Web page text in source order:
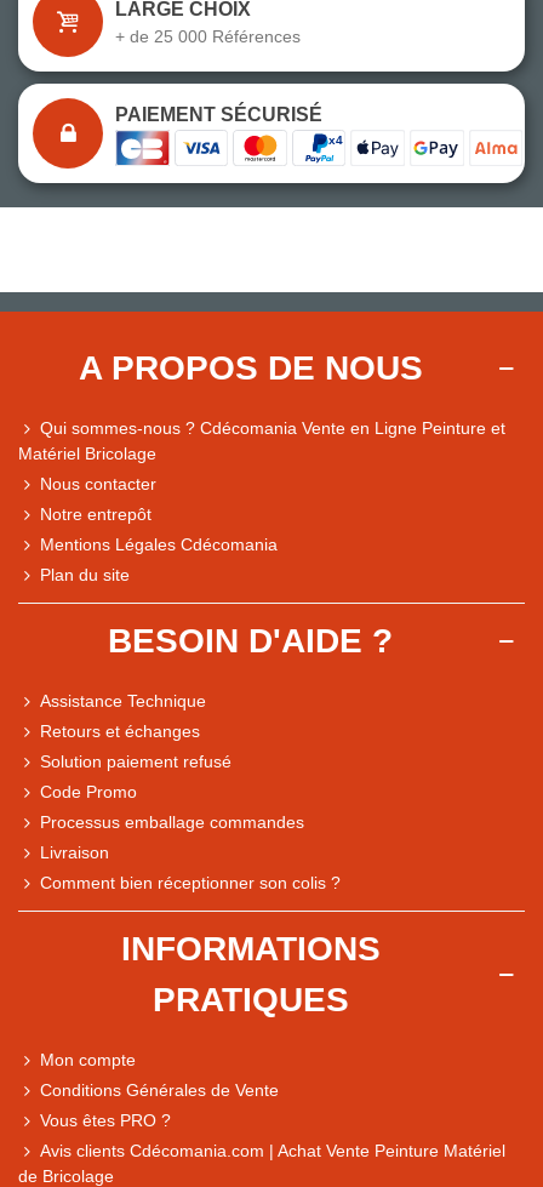
Comparaison des performances du magasin
LARGE CHOIX
+ de 25 000 Références
PAIEMENT SÉCURISÉ
A PROPOS DE NOUS
Qui sommes-nous ? Cdécomania Vente en Ligne Peinture et
Matériel Bricolage
Nous contacter
Notre entrepôt
Mentions Légales Cdécomania
Plan du site
BESOIN D'AIDE ?
Assistance Technique
Retours et échanges
Solution paiement refusé
Code Promo
Processus emballage commandes
Livraison
Comment bien réceptionner son colis ?
INFORMATIONS
PRATIQUES
Mon compte
Conditions Générales de Vente
Vous êtes PRO ?
Avis clients Cdécomania.com | Achat Vente Peinture Matériel
de Bricolage